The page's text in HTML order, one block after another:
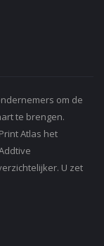
om de
te brengen.
Atlas het
U zet